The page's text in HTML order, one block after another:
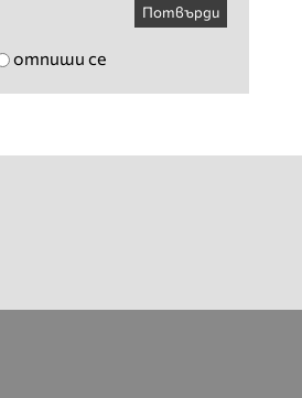
Потвърди
отпиши се